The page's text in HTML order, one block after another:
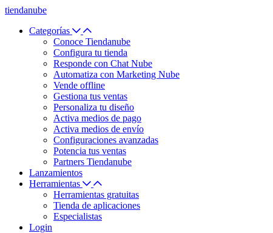
tiendanube
Categorías
Conoce Tiendanube
Configura tu tienda
Responde con Chat Nube
Automatiza con Marketing Nube
Vende offline
Gestiona tus ventas
Personaliza tu diseño
Activa medios de pago
Activa medios de envío
Configuraciones avanzadas
Potencia tus ventas
Partners Tiendanube
Lanzamientos
Herramientas
Herramientas gratuitas
Tienda de aplicaciones
Especialistas
Login